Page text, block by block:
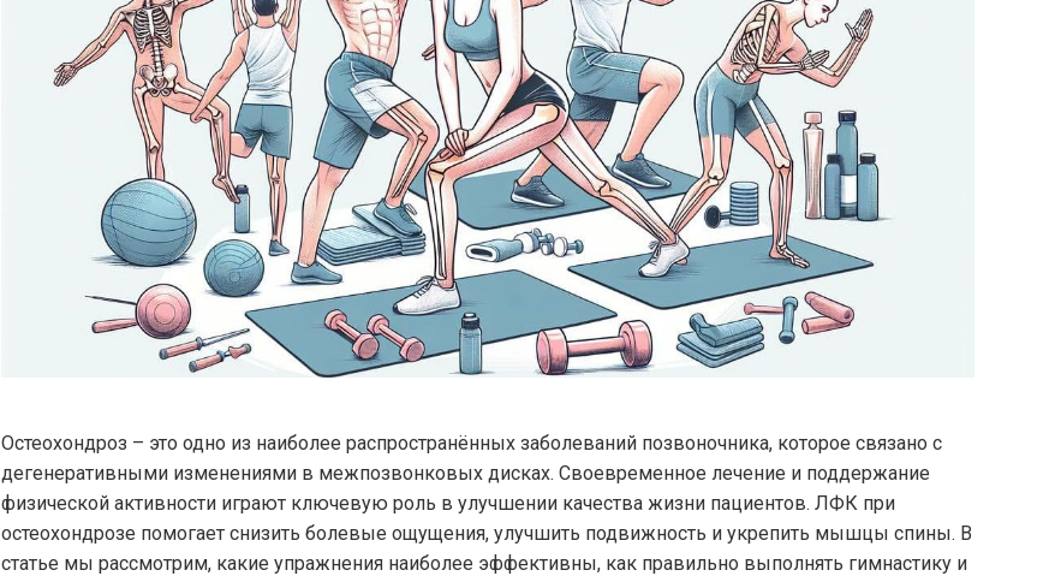
Остеохондроз – это одно из наиболее распространённых заболеваний позвоночника, которое связано с
дегенеративными изменениями в межпозвонковых дисках. Своевременное лечение и поддержание
физической активности играют ключевую роль в улучшении качества жизни пациентов. ЛФК при
остеохондрозе помогает снизить болевые ощущения, улучшить подвижность и укрепить мышцы спины. В
статье мы рассмотрим, какие упражнения наиболее эффективны, как правильно выполнять гимнастику и